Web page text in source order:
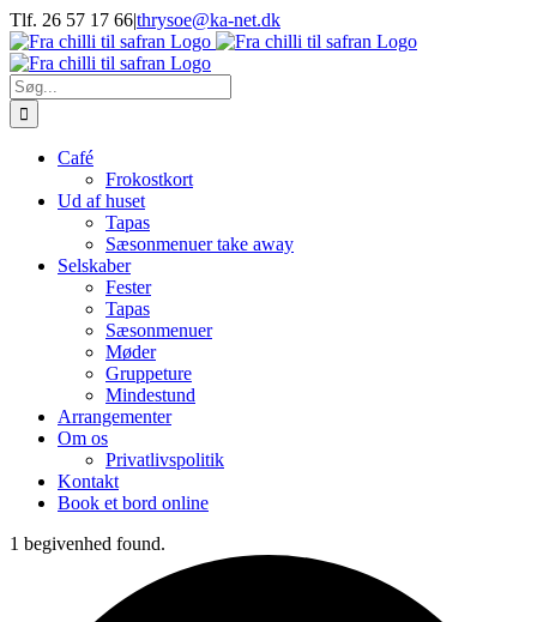
Skip
to
content
Tlf. 26 57 17 66|thrysoe@ka-net.dk
Facebook
Instagram
Søg
efter:
Café
Frokostkort
Ud af huset
Tapas
Sæsonmenuer take away
Selskaber
Fester
Tapas
Sæsonmenuer
Møder
Gruppeture
Mindestund
Arrangementer
Om os
Privatlivspolitik
Kontakt
Book et bord online
1 begivenhed found.